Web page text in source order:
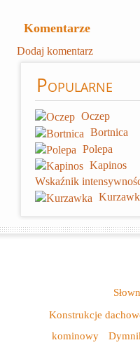
Komentarze
Dodaj komentarz
Popularne
Oczep
Bortnica
Polepa
Kapinos
Wskaźnik
Konstrukcje
kominowy